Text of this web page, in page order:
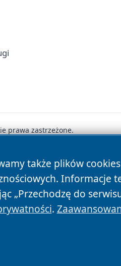
także plików
Informacje
„Przechodzę do
.
prawa zastrzeżone.
Polityka Cookies